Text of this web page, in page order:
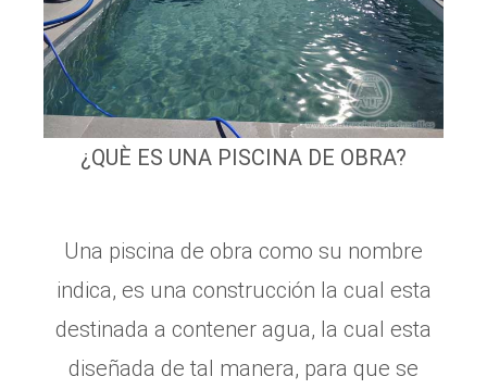
¿QUÈ ES UNA PISCINA DE OBRA?
Una piscina de obra como su nombre
indica, es una construcción la cual esta
destinada a contener agua, la cual esta
diseñada de tal manera, para que se